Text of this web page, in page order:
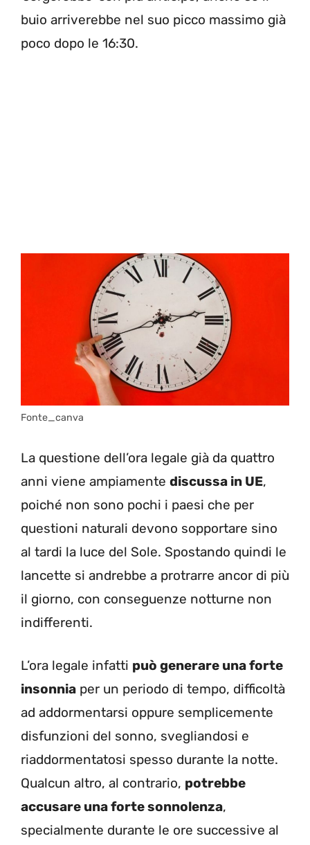
buio arriverebbe nel suo picco massimo già
poco dopo le 16:30.
Fonte_canva
La questione dell’ora legale già da quattro
anni viene ampiamente discussa in UE,
poiché non sono pochi i paesi che per
questioni naturali devono sopportare sino
al tardi la luce del Sole. Spostando quindi le
lancette si andrebbe a protrarre ancor di più
il giorno, con conseguenze notturne non
indifferenti.
L’ora legale infatti può generare una forte
insonnia per un periodo di tempo, difficoltà
ad addormentarsi oppure semplicemente
disfunzioni del sonno, svegliandosi e
riaddormentatosi spesso durante la notte.
Qualcun altro, al contrario, potrebbe
accusare una forte sonnolenza,
specialmente durante le ore successive al